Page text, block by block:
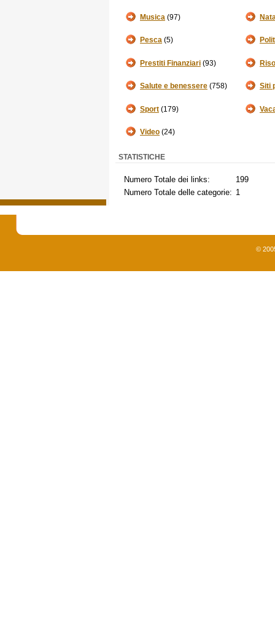
Musica (97)
Pesca (5)
Prestiti Finanziari (93)
Salute e benessere (758) Siti
Sport (179)
Video (24)
STATISTICHE
Numero Totale dei links:
199
Numero Totale delle categorie: 1
©